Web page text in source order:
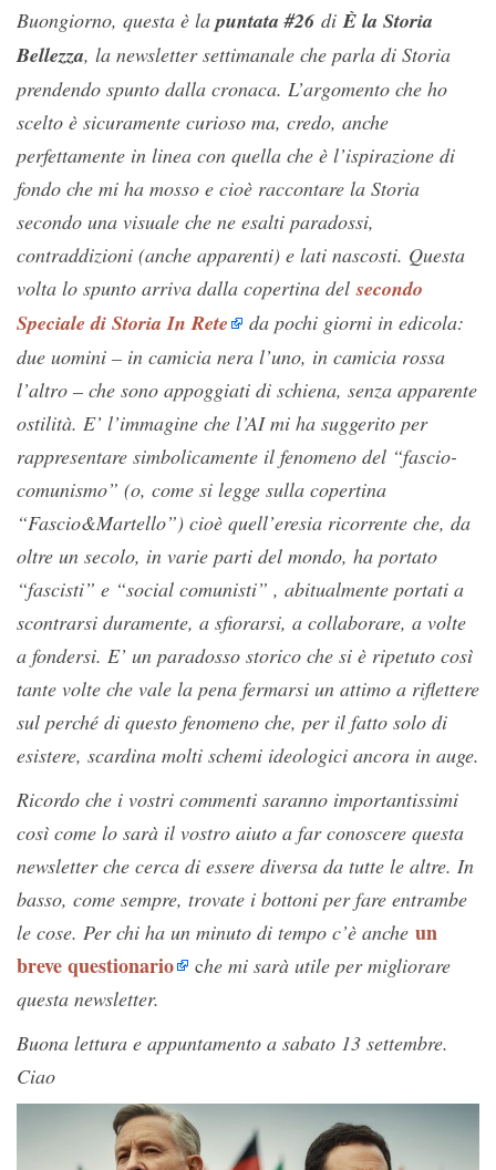
Buongiorno, questa è lapuntata #26 diÈ la Storia
Bellezza, la newsletter settimanale che parla di Storia
prendendo spunto dalla cronaca. L’argomento che ho
scelto è sicuramente curioso ma, credo, anche
perfettamente in linea con quella che è l’ispirazione di
fondo che mi ha mosso e cioè raccontare la Storia
secondo una visuale che ne esalti paradossi,
contraddizioni (anche apparenti) e lati nascosti. Questa
volta lo spunto arriva dalla copertina delsecondo
Speciale di Storia In Rete
da pochi giorni in edicola:
due uomini – in camicia nera l’uno, in camicia rossa
l’altro – che sono appoggiati di schiena, senza apparente
ostilità. E’ l’immagine che l’AI mi ha suggerito per
rappresentare simbolicamente il fenomeno del “fascio-
comunismo” (o, come si legge sulla copertina
“Fascio&Martello”) cioè quell’eresia ricorrente che, da
oltre un secolo, in varie parti del mondo, ha portato
“fascisti” e “social comunisti” , abitualmente portati a
scontrarsi duramente, a sfiorarsi, a collaborare, a volte
a fondersi. E’ un paradosso storico che si è ripetuto così
tante volte che vale la pena fermarsi un attimo a riflettere
sul perché di questo fenomeno che, per il fatto solo di
esistere, scardina molti schemi ideologici ancora in auge.
Ricordo che i vostri commenti saranno importantissimi
così come lo sarà il vostro aiuto a far conoscere questa
newsletter che cerca di essere diversa da tutte le altre. In
basso, come sempre, trovate i bottoni per fare entrambe
le cose. Per chi ha un minuto di tempo c’è anche un
breve questionario
che mi sarà utile per migliorare
questa newsletter.
Buona lettura e appuntamento a sabato 13 settembre.
Ciao